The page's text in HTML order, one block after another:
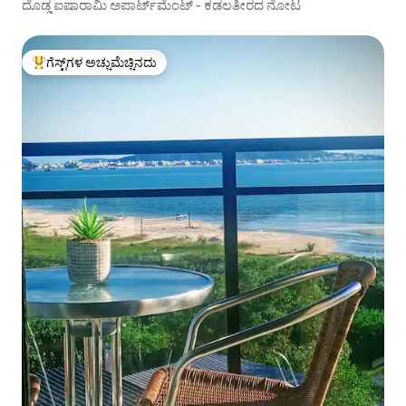
ದೊಡ್ಡ ಐಷಾರಾಮಿ ಅಪಾರ್ಟ್‌ಮೆಂಟ್ - ಕಡಲತೀರದ ನೋಟ
ಗೆಸ್ಟ್‌ಗಳಿಗೆ ಅತಿ ಹೆಚ್ಚು ಅಚ್ಚುಮೆಚ್ಚಿನದು
ಗೆಸ್ಟ್‌ಗಳ ಅಚ್ಚುಮೆಚ್ಚಿನದು